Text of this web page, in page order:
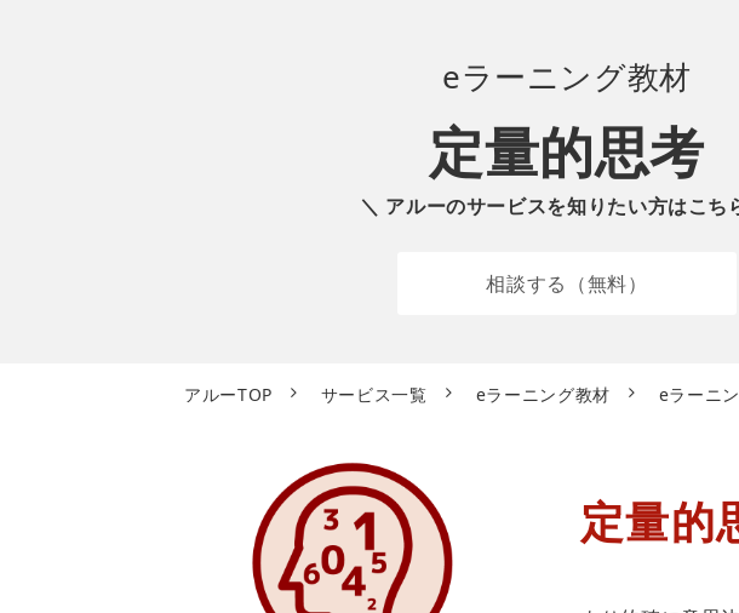
eラーニング教材
定量的思考
＼ アルーのサービスを知りたい方はこち
相談する（無料）
アルーTOP サービス一覧 eラーニング教材 eラーニ
定量的